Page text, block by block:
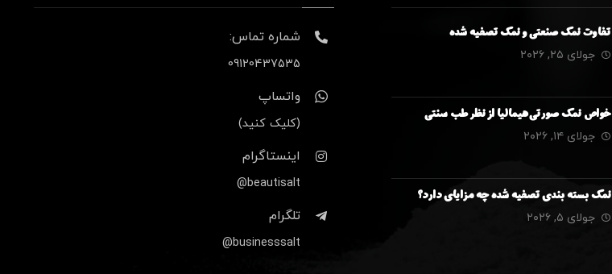
تفاوت نمک صنعتی و نمک تصفیه شده
جولای ۲۵, ۲۰۲۶
خواص نمک صورتی هیمالیا از نظر طب سنتی
جولای ۱۴, ۲۰۲۶
نمک بسته بندی تصفیه شده چه مزایای دارد؟
جولای ۵, ۲۰۲۶
شماره تماس:
09120437535
واتساپ
(کلیک کنید)
اینستاگرام
beautisalt@
تلگرام
businesssalt@